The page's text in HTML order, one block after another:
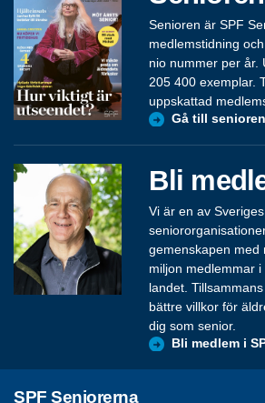
Senioren är SPF
medlemstidning
nio nummer per år.
205 400 exemplar.
uppskattad
Gå till
Bli
Vi är en av
gemenskapen med
miljon medlemmar
landet.
bättre villkor för
dig som senior.
Bli medlem i
SPF Seniorerna